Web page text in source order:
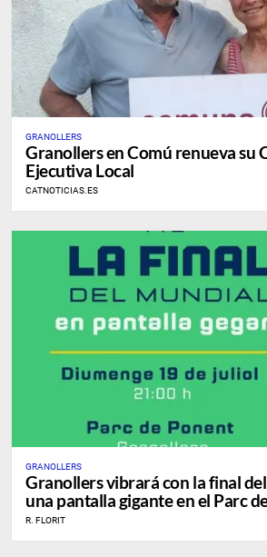
GRANOLLERS
Granollers en Comú renueva su
Ejecutiva Local
CATNOTICIAS.ES
GRANOLLERS
Granollers vibrará con la final
una pantalla gigante en el Parc
R. FLORIT